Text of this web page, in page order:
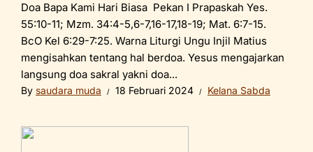
Doa Bapa Kami Hari Biasa Pekan I Prapaskah Yes.
55:10-11; Mzm. 34:4-5,6-7,16-17,18-19; Mat. 6:7-15.
BcO Kel 6:29-7:25. Warna Liturgi Ungu Injil Matius
mengisahkan tentang hal berdoa. Yesus mengajarkan
langsung doa sakral yakni doa...
By saudara muda 18 Februari 2024 Kelana Sabda